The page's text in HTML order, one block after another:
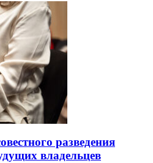
разведения
владельцев